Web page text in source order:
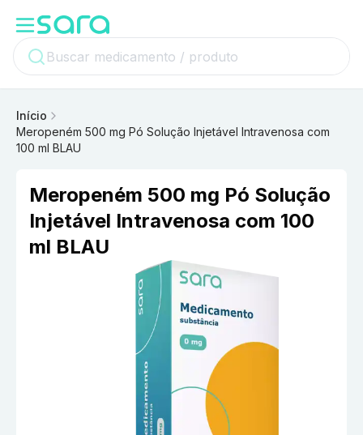
Início
Meropeném 500 mg Pó Solução Injetável Intravenosa com
100 ml BLAU
Meropeném 500 mg Pó Solução
Injetável Intravenosa com 100
ml BLAU